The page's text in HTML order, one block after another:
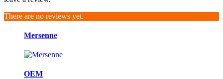
There are no reviews yet.
Brands
Carousel
Mersenne
OEM